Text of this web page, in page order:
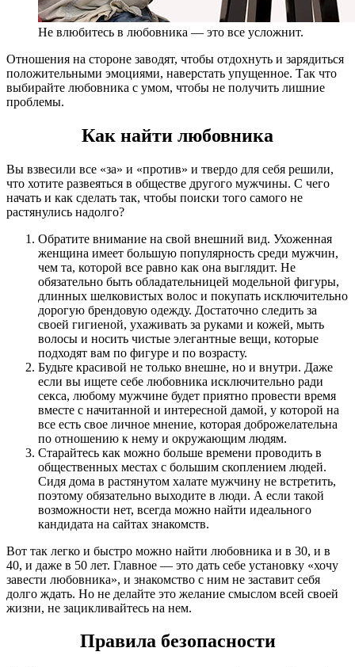
Не влюбитесь в любовника — это все усложнит.
Отношения на стороне заводят, чтобы отдохнуть и зарядиться
положительными эмоциями, наверстать упущенное. Так что
выбирайте любовника с умом, чтобы не получить лишние
проблемы.
Как найти любовника
Вы взвесили все «за» и «против» и твердо для себя решили,
что хотите развеяться в обществе другого мужчины. С чего
начать и как сделать так, чтобы поиски того самого не
растянулись надолго?
Обратите внимание на свой внешний вид. Ухоженная
женщина имеет большую популярность среди мужчин,
чем та, которой все равно как она выглядит. Не
обязательно быть обладательницей модельной фигуры,
длинных шелковистых волос и покупать исключительно
дорогую брендовую одежду. Достаточно следить за
своей гигиеной, ухаживать за руками и кожей, мыть
волосы и носить чистые элегантные вещи, которые
подходят вам по фигуре и по возрасту.
Будьте красивой не только внешне, но и внутри. Даже
если вы ищете себе любовника исключительно ради
секса, любому мужчине будет приятно провести время
вместе с начитанной и интересной дамой, у которой на
все есть свое личное мнение, которая доброжелательна
по отношению к нему и окружающим людям.
Старайтесь как можно больше времени проводить в
общественных местах с большим скоплением людей.
Сидя дома в растянутом халате мужчину не встретить,
поэтому обязательно выходите в люди. А если такой
возможности нет, всегда можно найти идеального
кандидата на сайтах знакомств.
Вот так легко и быстро можно найти любовника и в 30, и в
40, и даже в 50 лет. Главное — это дать себе установку «хочу
завести любовника», и знакомство с ним не заставит себя
долго ждать. Но не делайте это желание смыслом всей своей
жизни, не зацикливайтесь на нем.
Правила безопасности